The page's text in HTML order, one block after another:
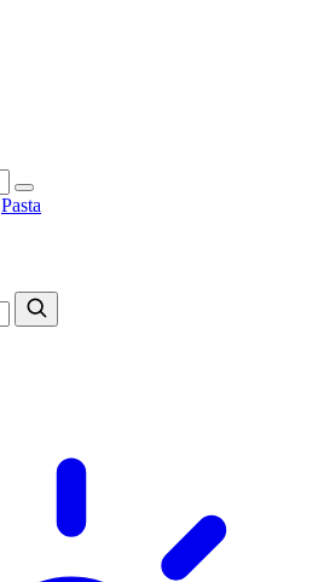
Pasta